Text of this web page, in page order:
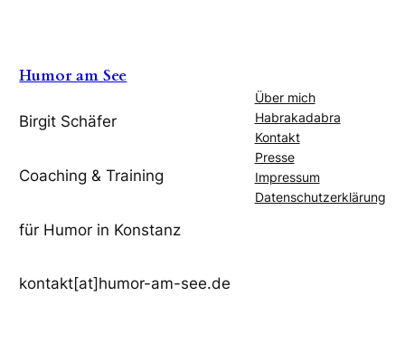
Humor am See
Birgit Schäfer
Coaching & Training
für Humor in Konstanz
kontakt[at]humor-am-see.de
Über mich
Habrakadabra
Kontakt
Presse
Impressum
Datenschutzerklärung